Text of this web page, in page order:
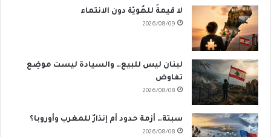
لا قيمةَ للهُويّة دون الانتماء
2026/08/09
لبنان ليس للبيع… والسيادة ليست موضِع
تفاوض
2026/08/08
سبتة… أزمة حدود أم إنذارٌ للمغرب وأوروبا؟
2026/08/08